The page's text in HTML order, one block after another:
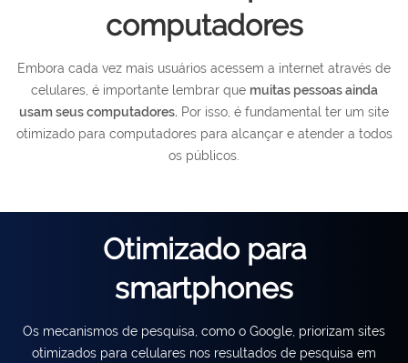
computadores
Embora cada vez mais usuários acessem a internet através de
celulares, é importante lembrar que muitas pessoas ainda
usam seus computadores. Por isso, é fundamental ter um site
otimizado para computadores para alcançar e atender a todos
os públicos.
Otimizado para
smartphones
Os mecanismos de pesquisa, como o Google, priorizam sites
otimizados para celulares nos resultados de pesquisa em